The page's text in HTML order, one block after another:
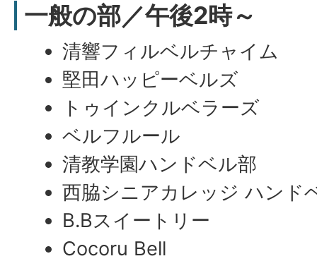
一般の部／午後2時～
清響フィルベルチャイム
堅田ハッピーベルズ
トゥインクルベラーズ
ベルフルール
清教学園ハンドベル部
西脇シニアカレッジ ハンド
B.Bスイートリー
Cocoru Bell